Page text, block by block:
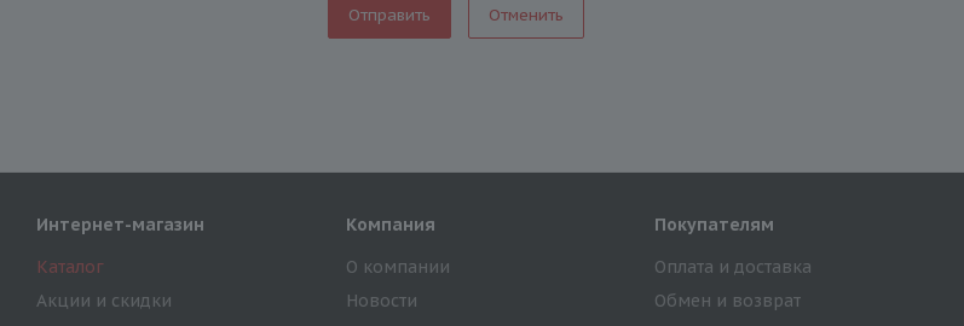
Отменить
Интернет-магазин
Каталог
Акции и скидки
Компания
О компании
Новости
Покупателям
Оплата и доставка
Обмен и возврат